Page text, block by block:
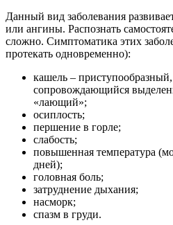
Данный вид заболевания
или ангины. Распознать
сложно. Симптоматика этих
протекать одновременно):
кашель –
сопровождающийся
«лающий»;
осиплость;
першение в горле;
слабость;
повышенная температура
дней);
головная боль;
затруднение дыхания;
насморк;
спазм в груди.